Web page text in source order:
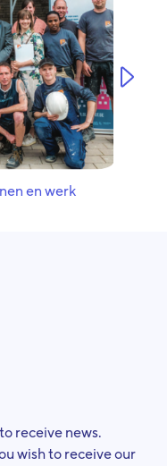
en werk
receive news.
wish to receive our